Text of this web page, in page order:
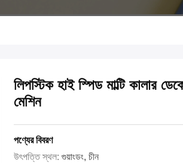
লিপস্টিক হাই স্পিড মাল্টি কালার
মেশিন
পণ্যের বিবরণ
উৎপত্তি স্থল: গুয়াংডং, চীন